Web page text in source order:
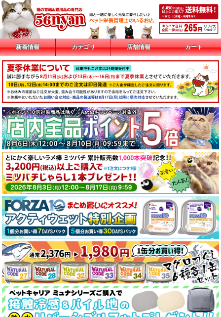
新着情報 カテゴリ 店舗情報 カート